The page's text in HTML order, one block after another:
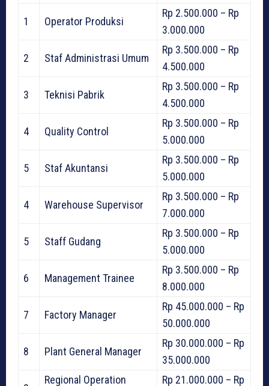
1 Operator Produksi
Rp 2.500.000 – Rp
3.000.000
2 Staf Administrasi Umum
Rp 3.500.000 – Rp
4.500.000
3 Teknisi Pabrik
Rp 3.500.000 – Rp
4.500.000
4 Quality Control
Rp 3.500.000 – Rp
5.000.000
5 Staf Akuntansi
Rp 3.500.000 – Rp
5.000.000
4 Warehouse Supervisor
Rp 3.500.000 – Rp
7.000.000
5 Staff Gudang
Rp 3.500.000 – Rp
5.000.000
6 Management Trainee
Rp 3.500.000 – Rp
8.000.000
7 Factory Manager
Rp 45.000.000 – Rp
50.000.000
8 Plant General Manager
Rp 30.000.000 – Rp
35.000.000
Regional Operation Rp 21.000.000 – Rp